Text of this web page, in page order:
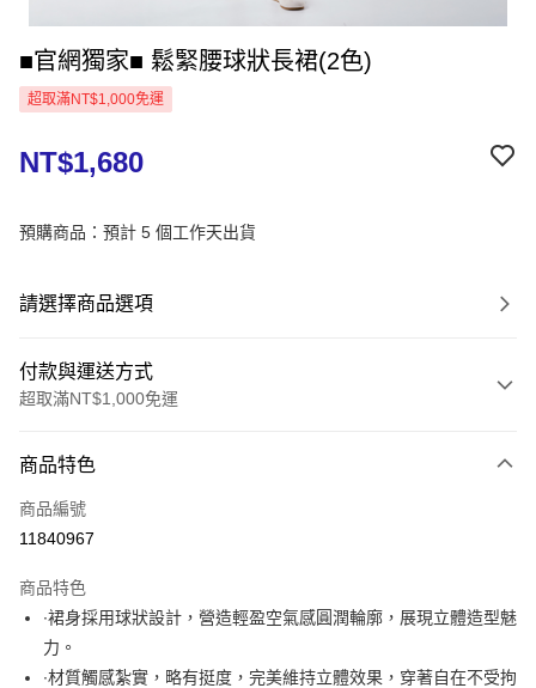
■官網獨家■ 鬆緊腰球狀長裙(2色)
超取滿NT$1,000免運
NT$1,680
預購商品：預計 5 個工作天出貨
請選擇商品選項
付款與運送方式
超取滿NT$1,000免運
信用卡一次付款
超商取貨付款
Apple Pay
悠遊付
商品特色
商品編號
11840967
商品特色
∙裙身採用球狀設計，營造輕盈空氣感圓潤輪廓，展現立體造型魅
力。
∙材質觸感紮實，略有挺度，完美維持立體效果，穿著自在不受拘